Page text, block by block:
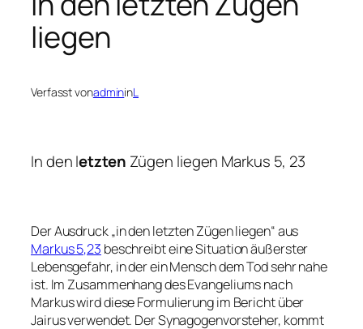
liegen
Verfasst vonadmininL
In den letzten Zügen liegen Markus 5, 23
Der Ausdruck „in den letzten Zügen liegen“ aus
Markus 5,23 beschreibt eine Situation äußerster
Lebensgefahr, in der ein Mensch dem Tod sehr nahe
ist. Im Zusammenhang des Evangeliums nach
Markus wird diese Formulierung im Bericht über
Jairus verwendet. Der Synagogenvorsteher, kommt